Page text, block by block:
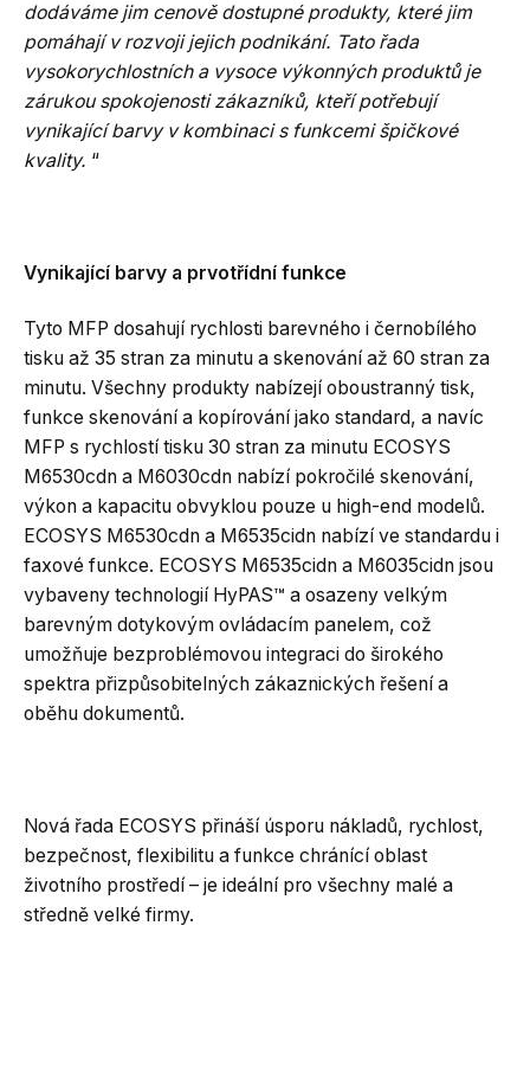
dodáváme jim cenově dostupné produkty, které jim
pomáhají v rozvoji jejich podnikání. Tato řada
vysokorychlostních a vysoce výkonných produktů je
zárukou spokojenosti zákazníků, kteří potřebují
vynikající barvy v kombinaci s funkcemi špičkové
kvality. “
Vynikající barvy a prvotřídní funkce
Tyto MFP dosahují rychlosti barevného i černobílého
tisku až 35 stran za minutu a skenování až 60 stran za
minutu. Všechny produkty nabízejí oboustranný tisk,
funkce skenování a kopírování jako standard, a navíc
MFP s rychlostí tisku 30 stran za minutu ECOSYS
M6530cdn a M6030cdn nabízí pokročilé skenování,
výkon a kapacitu obvyklou pouze u high-end modelů.
ECOSYS M6530cdn a M6535cidn nabízí ve standardu i
faxové funkce. ECOSYS M6535cidn a M6035cidn jsou
vybaveny technologií HyPAS™ a osazeny velkým
barevným dotykovým ovládacím panelem, což
umožňuje bezproblémovou integraci do širokého
spektra přizpůsobitelných zákaznických řešení a
oběhu dokumentů.
Nová řada ECOSYS přináší úsporu nákladů, rychlost,
bezpečnost, flexibilitu a funkce chránící oblast
životního prostředí – je ideální pro všechny malé a
středně velké firmy.